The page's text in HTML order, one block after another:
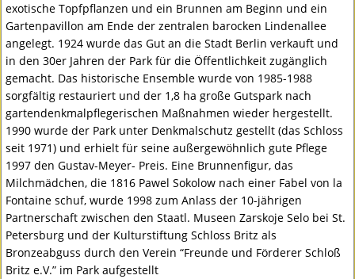
exotische Topfpflanzen und ein Brunnen am Beginn und ein
Gartenpavillon am Ende der zentralen barocken Lindenallee
angelegt. 1924 wurde das Gut an die Stadt Berlin verkauft und
in den 30er Jahren der Park für die Öffentlichkeit zugänglich
gemacht. Das historische Ensemble wurde von 1985-1988
sorgfältig restauriert und der 1,8 ha große Gutspark nach
gartendenkmalpflegerischen Maßnahmen wieder hergestellt.
1990 wurde der Park unter Denkmalschutz gestellt (das Schloss
seit 1971) und erhielt für seine außergewöhnlich gute Pflege
1997 den Gustav-Meyer- Preis. Eine Brunnenfigur, das
Milchmädchen, die 1816 Pawel Sokolow nach einer Fabel von la
Fontaine schuf, wurde 1998 zum Anlass der 10-jährigen
Partnerschaft zwischen den Staatl. Museen Zarskoje Selo bei St.
Petersburg und der Kulturstiftung Schloss Britz als
Bronzeabguss durch den Verein “Freunde und Förderer Schloß
Britz e.V.” im Park aufgestellt